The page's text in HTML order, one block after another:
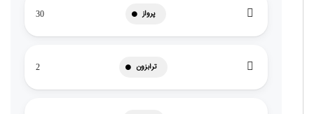
پرواز 30
ترابزون 2